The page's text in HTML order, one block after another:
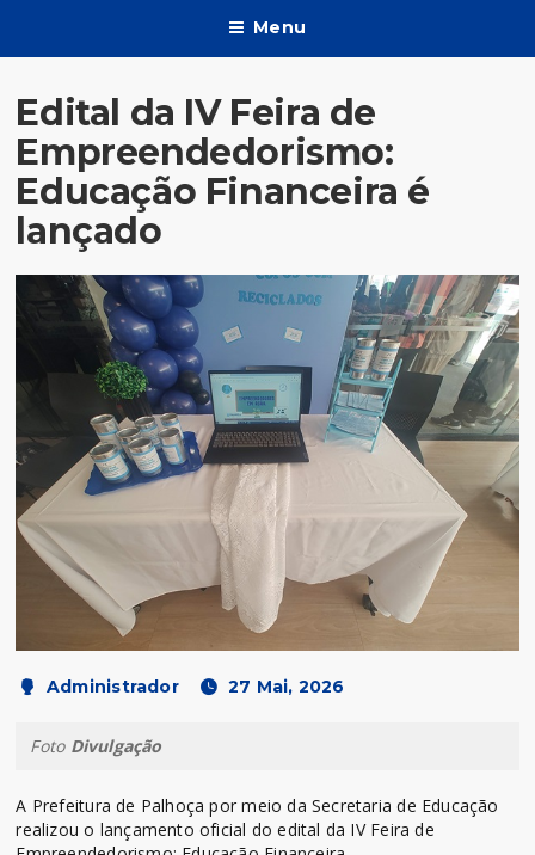
Menu
Edital da IV Feira de
Empreendedorismo:
Educação Financeira é
lançado
Administrador 27 Mai, 2026
Foto Divulgação
A Prefeitura de Palhoça por meio da Secretaria de Educação
realizou o lançamento oficial do edital da IV Feira de